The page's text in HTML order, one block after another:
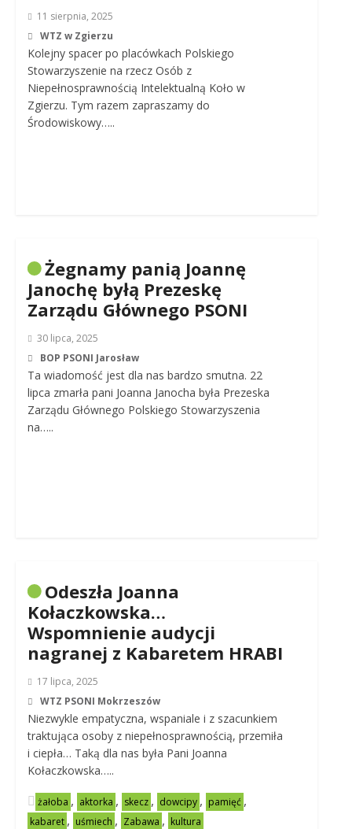
11 sierpnia, 2025
WTZ w Zgierzu
Kolejny spacer po placówkach Polskiego
Stowarzyszenie na rzecz Osób z
Niepełnosprawnością Intelektualną Koło w
Zgierzu. Tym razem zapraszamy do
Środowiskowy…..
Żegnamy panią Joannę
Janochę byłą Prezeskę
Zarządu Głównego PSONI
30 lipca, 2025
BOP PSONI Jarosław
Ta wiadomość jest dla nas bardzo smutna. 22
lipca zmarła pani Joanna Janocha była Prezeska
Zarządu Głównego Polskiego Stowarzyszenia
na…..
Odeszła Joanna
Kołaczkowska…
Wspomnienie audycji
nagranej z Kabaretem HRABI
17 lipca, 2025
WTZ PSONI Mokrzeszów
Niezwykle empatyczna, wspaniale i z szacunkiem
traktująca osoby z niepełnosprawnością, przemiła
i ciepła… Taką dla nas była Pani Joanna
Kołaczkowska…..
żałoba , aktorka , skecz , dowcipy , pamięć ,
kabaret , uśmiech , Zabawa , kultura